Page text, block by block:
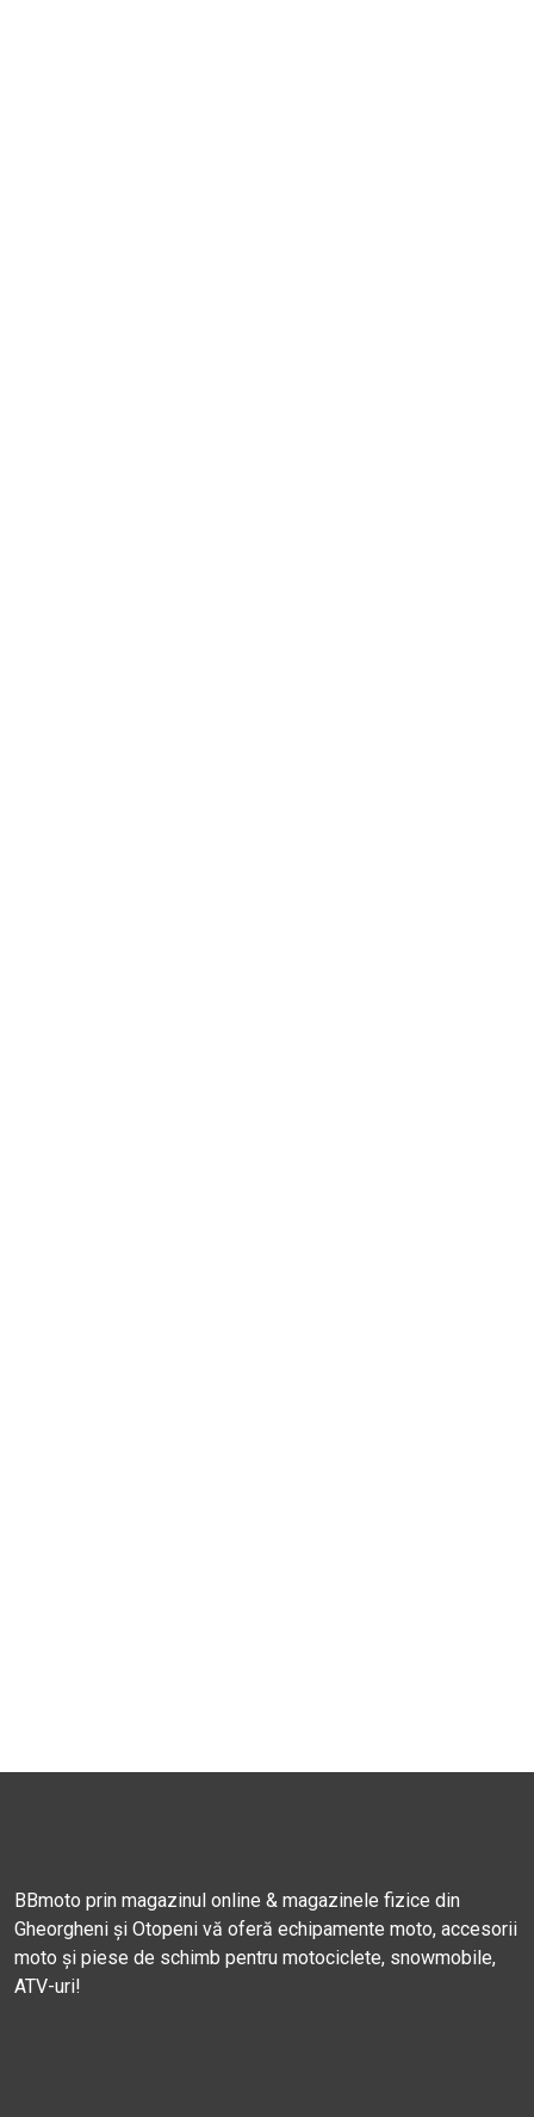
BBmoto prin magazinul online & magazinele fizice din
Gheorgheni și Otopeni vă oferă echipamente moto, accesorii
moto și piese de schimb pentru motociclete, snowmobile,
ATV-uri!